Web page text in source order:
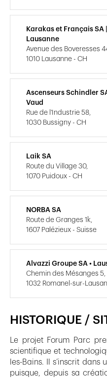
HISTORIQUE /
Le projet Forum Parc
scientifique et
les-Bains. Il s’inscrit
puisque, depuis sa
Karakas et Français SA |
Lausanne
Avenue des Boveresses
1010 Lausanne - CH
Ascenseurs Schindler SA
Vaud
Rue de l'Industrie 58,
1030 Bussigny - CH
Laik SA
Route du Village 30,
1070 Puidoux - CH
NORBA SA
Route de Granges 1k,
1607 Palézieux - Suisse
Alvazzi Groupe SA •
Chemin des Mésanges 5,
1032 Romanel-sur-